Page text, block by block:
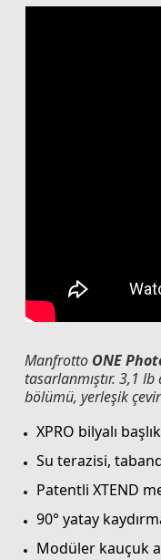
Manfrotto ONE
tasarlanmıştır. 3,1
bölümü, yerleşik
XPRO bilyalı
Su terazisi,
Patentli XTEND
90° yatay
Modüler kauçuk